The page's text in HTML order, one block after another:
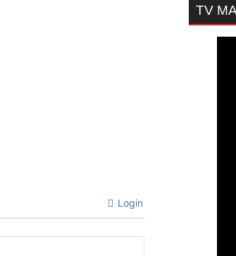
Login
TV